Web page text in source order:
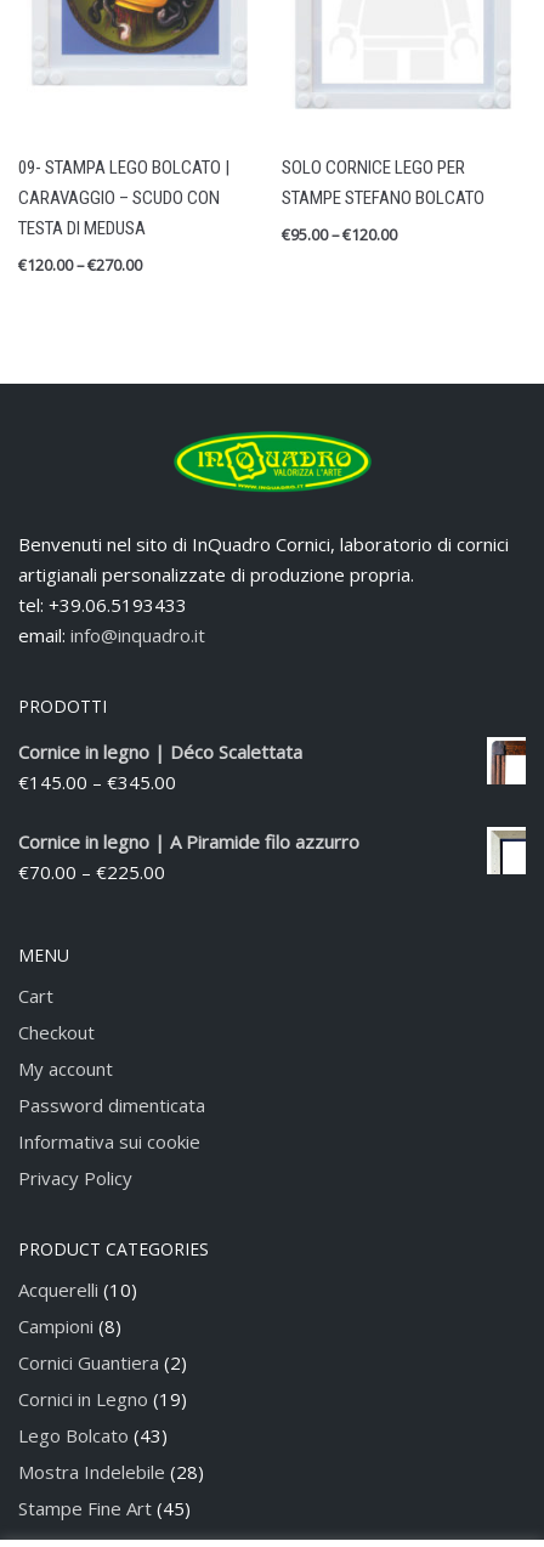
09- STAMPA LEGO BOLCATO |
CARAVAGGIO – SCUDO CON
TESTA DI MEDUSA
€120.00–€270.00
SOLO CORNICE LEGO PER
STAMPE STEFANO BOLCATO
€95.00–€120.00
Benvenuti nel sito di InQuadro Cornici, laboratorio di cornici
artigianali personalizzate di produzione propria.
tel: +39.06.5193433
email: info@inquadro.it
PRODOTTI
Cornice in legno | Déco Scalettata
€145.00 – €345.00
Cornice in legno | A Piramide filo azzurro
€70.00 – €225.00
MENU
Cart
Checkout
My account
Password dimenticata
Informativa sui cookie
Privacy Policy
PRODUCT CATEGORIES
Acquerelli (10)
Campioni (8)
Cornici Guantiera (2)
Cornici in Legno (19)
Lego Bolcato (43)
Mostra Indelebile (28)
Stampe Fine Art (45)